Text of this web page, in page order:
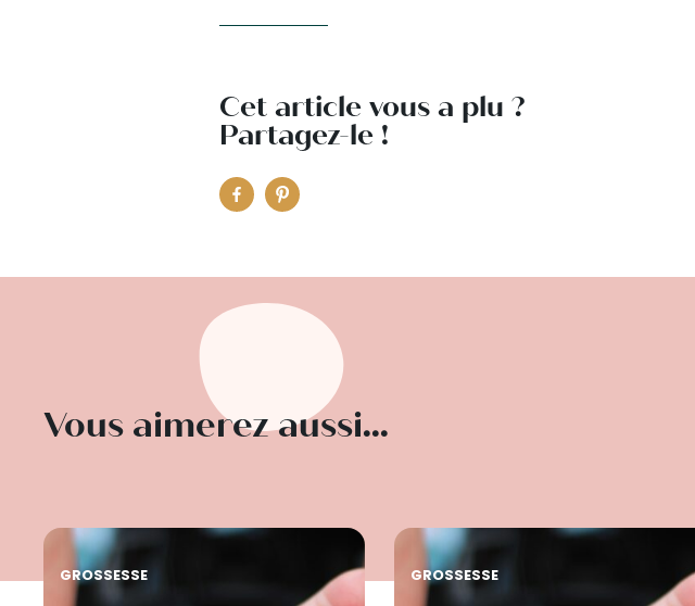
Cet article vous a plu ?
Partagez-le !
Vous aimerez aussi...
GROSSESSE GROSSESSE